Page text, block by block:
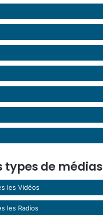
types de médias
les Vidéos
les Radios